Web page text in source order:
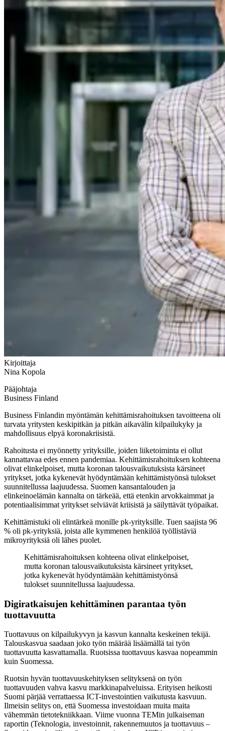
Kirjoittaja
Nina Kopola
Pääjohtaja
Business Finland
Business Finlandin myöntämän kehittämisrahoituksen tavoitteena oli
turvata yritysten keskipitkän ja pitkän aikavälin kilpailukyky ja
mahdollisuus elpyä koronakriisistä.
Rahoitusta ei myönnetty yrityksille, joiden liiketoiminta ei ollut
kannattavaa edes ennen pandemiaa. Kehittämisrahoituksen kohteena
olivat elinkelpoiset, mutta koronan talousvaikutuksista kärsineet
yritykset, jotka kykenevät hyödyntämään kehittämistyönsä tulokset
suunnitellussa laajuudessa. Suomen kansantalouden ja
elinkeinoelämän kannalta on tärkeää, että etenkin arvokkaimmat ja
potentiaalisimmat yritykset selviävät kriisistä ja säilyttävät työpaikat.
Kehittämistuki oli elintärkeä monille pk-yrityksille. Tuen saajista 96
% oli pk-yrityksiä, joista alle kymmenen henkilöä työllistäviä
mikroyrityksiä oli lähes puolet.
Kehittämisrahoituksen kohteena olivat elinkelpoiset,
mutta koronan talousvaikutuksista kärsineet yritykset,
jotka kykenevät hyödyntämään kehittämistyönsä
tulokset suunnitellussa laajuudessa.
Digiratkaisujen kehittäminen parantaa työn
tuottavuutta
Tuottavuus on kilpailukyvyn ja kasvun kannalta keskeinen tekijä.
Talouskasvua saadaan joko työn määrää lisäämällä tai työn
tuottavuutta kasvattamalla. Ruotsissa tuottavuus kasvaa nopeammin
kuin Suomessa.
Ruotsin hyvän tuottavuuskehityksen selityksenä on työn
tuottavuuden vahva kasvu markkinapalveluissa. Erityisen heikosti
Suomi pärjää verrattaessa ICT-investointien vaikutusta kasvuun.
Ilmeisin selitys on, että Suomessa investoidaan muita maita
vähemmän tietotekniikkaan. Viime vuonna TEMin julkaiseman
raportin (Teknologia, investoinnit, rakennemuutos ja tuottavuus –